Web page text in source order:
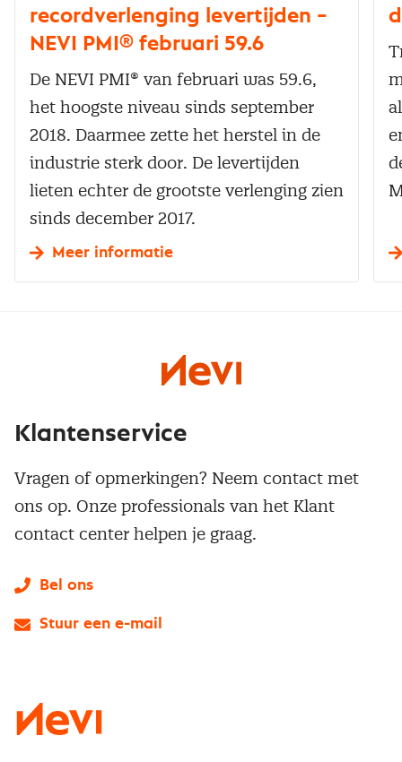
recordverlenging levertijden –
NEVI PMI® februari 59.6
De NEVI PMI® van februari was 59.6,
het hoogste niveau sinds september
2018. Daarmee zette het herstel in de
industrie sterk door. De levertijden
lieten echter de grootste verlenging zien
sinds december 2017.
Meer informatie
Klantenservice
Vragen of opmerkingen? Neem contact met
ons op. Onze professionals van het Klant
contact center helpen je graag.
Bel ons
Stuur een e-mail